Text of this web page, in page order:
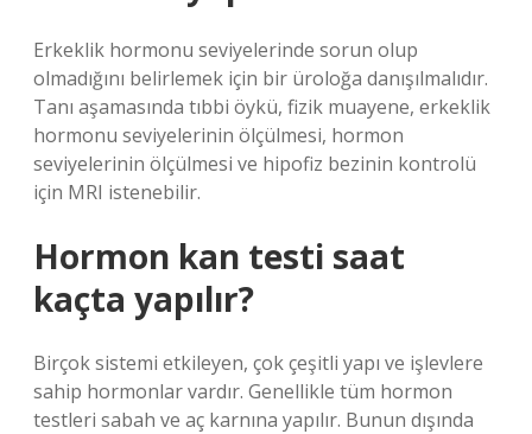
Erkeklik hormonu seviyelerinde sorun olup
olmadığını belirlemek için bir üroloğa danışılmalıdır.
Tanı aşamasında tıbbi öykü, fizik muayene, erkeklik
hormonu seviyelerinin ölçülmesi, hormon
seviyelerinin ölçülmesi ve hipofiz bezinin kontrolü
için MRI istenebilir.
Hormon kan testi saat
kaçta yapılır?
Birçok sistemi etkileyen, çok çeşitli yapı ve işlevlere
sahip hormonlar vardır. Genellikle tüm hormon
testleri sabah ve aç karnına yapılır. Bunun dışında